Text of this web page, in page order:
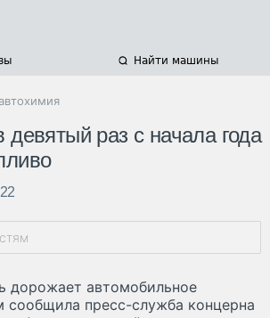
Найти машины
девятый раз с начала года
дорожает автомобильное
сообщила пресс-служба концерна